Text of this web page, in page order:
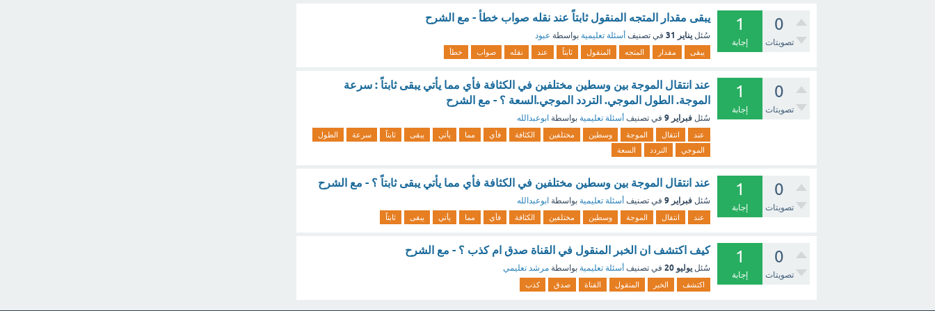
0
تصويتات
1
إجابة
يبقى مقدار المتجه المنقول ثابتاً عند نقله صواب خطأ - مع الشرح
سُئل يناير 31 في تصنيف أسئلة تعليمية بواسطة عبود
يبقى مقدار المتجه المنقول ثابتاً عند نقله صواب خطأ
0
تصويتات
1
إجابة
عند انتقال الموجة بين وسطين مختلفين في الكثافة فأي مما يأتي يبقى ثابتاً : سرعة
الموجة. الطول الموجي. التردد الموجي.السعة ؟ - مع الشرح
سُئل فبراير 9 في تصنيف أسئلة تعليمية بواسطة ابوعبدالله
عند انتقال الموجة وسطين مختلفين الكثافة فأي مما يأتي يبقى ثابتاً سرعة
الطول
الموجي
التردد السعة
0
تصويتات
1
إجابة
عند انتقال الموجة بين وسطين مختلفين في الكثافة فأي مما يأتي يبقى ثابتاً ؟ - مع الشرح
سُئل فبراير 9 في تصنيف أسئلة تعليمية بواسطة ابوعبدالله
عند انتقال الموجة وسطين مختلفين الكثافة فأي مما يأتي يبقى ثابتاً
0
تصويتات
1
إجابة
كيف اكتشف ان الخبر المنقول في القناة صدق ام كذب ؟ - مع الشرح
سُئل يوليو 20 في تصنيف أسئلة تعليمية بواسطة مرشد تعليمي
اكتشف الخبر المنقول القناة صدق كذب